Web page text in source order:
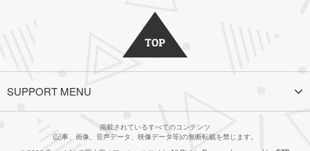
SUPPORT MENU
掲載されているすべてのコンテンツ
(記事、画像、音声データ、映像データ等)の無断転載を禁じます。